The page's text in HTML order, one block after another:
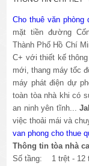
Cho thuê văn phòng
mặt tiền đường
Thành Phố Hồ Chí
C+ với thiết kế
mới, thang máy tốc
máy phát điện dự
toàn tòa nhà khi có
an ninh yên tĩnh...
việc thoải mái và
van phong cho thue
Thông tin tòa nhà
Số tầng: 1 trệt - 12